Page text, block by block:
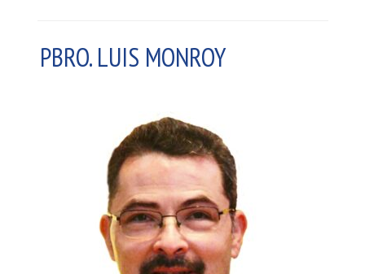
PBRO. LUIS MONROY